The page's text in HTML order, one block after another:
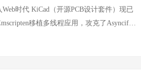
发起物理AI UniBot世界挑战赛，直击具身
人平台，评测通才模型在真实世界多任务
操作任务。宇树科技致力于打造人形机
| HN：77分 · 69评论 AMD 推出 Ryzen AI
集成 AMD 最新 NPU 架构，支持本地大模
时代 KiCad（开源PCB设计套件）现已
移植多线程应用，攻克了Asyncify
模块压缩至24MB（Brotli压缩后）。